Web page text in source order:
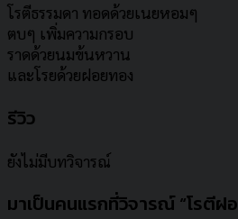
โรตีธรรมดา ทอดด้วยเนยหอมๆ
ตบๆ เพิ่มความกรอบ
ราดด้วยนมข้นหวาน
และโรยด้วยฝอยทอง
รีวิว
ยังไม่มีบทวิจารณ์
มาเป็นคนแรกที่วิจารณ์ “โรตีฝ